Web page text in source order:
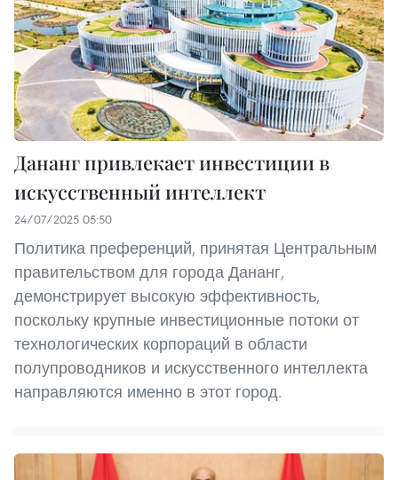
Дананг привлекает инвестиции в
искусственный интеллект
24/07/2025 05:50
Политика преференций, принятая Центральным
правительством для города Дананг,
демонстрирует высокую эффективность,
поскольку крупные инвестиционные потоки от
технологических корпораций в области
полупроводников и искусственного интеллекта
направляются именно в этот город.